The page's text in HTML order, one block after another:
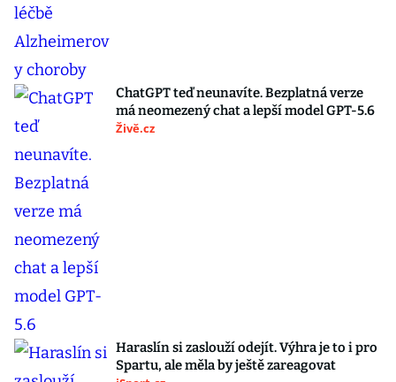
ChatGPT teď neunavíte. Bezplatná verze
má neomezený chat a lepší model GPT-5.6
Živě.cz
Haraslín si zaslouží odejít. Výhra je to i pro
Spartu, ale měla by ještě zareagovat